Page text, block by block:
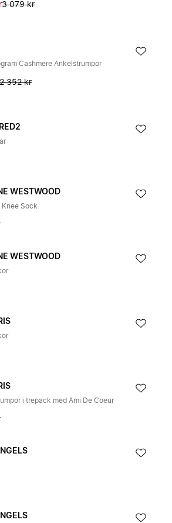
3 079 kr
Cashmere Ankelstrumpor
2 352 kr
WESTWOOD
Knee Sock
WESTWOOD
i trepack med Ami De Coeur